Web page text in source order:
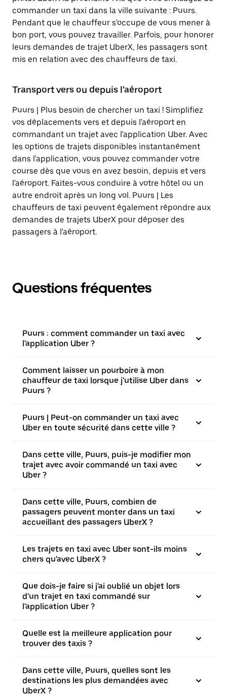
commander un taxi dans la ville suivante : Puurs.
Pendant que le chauffeur s'occupe de vous mener à
bon port, vous pouvez travailler. Parfois, pour honorer
leurs demandes de trajet UberX, les passagers sont
mis en relation avec des chauffeurs de taxi.
Transport vers ou depuis l'aéroport
Puurs | Plus besoin de chercher un taxi ! Simplifiez
vos déplacements vers et depuis l'aéroport en
commandant un trajet avec l'application Uber. Avec
les options de trajets disponibles instantanément
dans l'application, vous pouvez commander votre
course dès que vous en avez besoin, depuis et vers
l'aéroport. Faites-vous conduire à votre hôtel ou un
autre endroit après un long vol. Puurs | Les
chauffeurs de taxi peuvent également répondre aux
demandes de trajets UberX pour déposer des
passagers à l'aéroport.
Questions fréquentes
Puurs : comment commander un taxi avec
l'application Uber ?
Comment laisser un pourboire à mon
chauffeur de taxi lorsque j'utilise Uber dans
Puurs ?
Puurs | Peut-on commander un taxi avec
Uber en toute sécurité dans cette ville ?
Dans cette ville, Puurs, puis-je modifier mon
trajet avec avoir commandé un taxi avec
Uber ?
Dans cette ville, Puurs, combien de
passagers peuvent monter dans un taxi
accueillant des passagers UberX ?
Les trajets en taxi avec Uber sont-ils moins
chers qu'avec UberX ?
Que dois-je faire si j'ai oublié un objet lors
d'un trajet en taxi commandé sur
l'application Uber ?
Quelle est la meilleure application pour
trouver des taxis ?
Dans cette ville, Puurs, quelles sont les
destinations les plus demandées avec
UberX ?